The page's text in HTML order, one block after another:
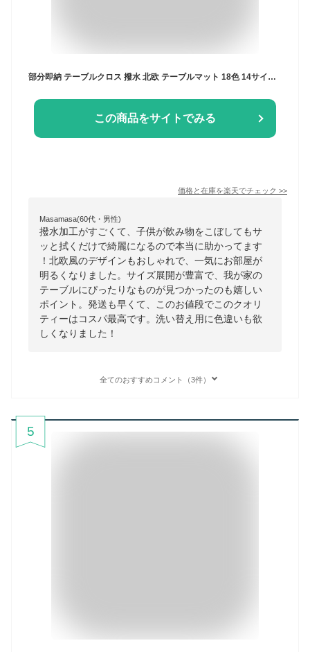
部分即納 テーブルクロス 撥水 北欧 テーブルマット 18色 14サイズ 高級 デスクマット 花柄 かわいい 食卓カバー シンプル マルチカバー テーブル クロス テーブルクロス 正方形 長方形 汚れ防止 カバー テレビカバー机カバー 汚れ防止 家庭用 業務用 送料無料
この商品をサイトでみる
価格と在庫を楽天でチェック >>
Masamasa(60代・男性)
撥水加工がすごくて、子供が飲み物をこぼしてもサ
ッと拭くだけで綺麗になるので本当に助かってます
！北欧風のデザインもおしゃれで、一気にお部屋が
明るくなりました。サイズ展開が豊富で、我が家の
テーブルにぴったりなものが見つかったのも嬉しい
ポイント。発送も早くて、このお値段でこのクオリ
ティーはコスパ最高です。洗い替え用に色違いも欲
しくなりました！
全てのおすすめコメント（3件）
5